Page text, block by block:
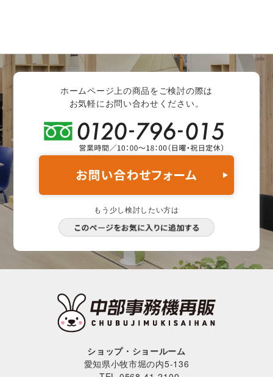
ホームページ上の商品をご検討の際は
お気軽にお問い合わせください。
もう少し検討したい方は
ショップ・ショールーム
愛知県小牧市堀の内5-136